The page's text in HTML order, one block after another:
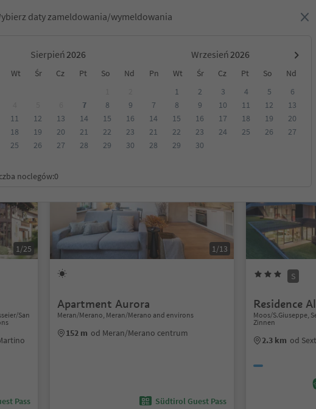
daty zameldowania/wymeldowania
Sierpień Wrzesień
Wt Śr Cz Pt So Nd Pn Wt Śr Cz Pt So
Nd
7 8
9
11 12 13 14 15
16
18 19 20 21 22
23
25 26 27 28 29
30
1 2 3 4 5
6
7
8 9 10 11 12
13
14
15 16 17 18 19
20
21
22 23 24 25 26
27
28
29 30
noclegów:0
Opcje wyżywienia Ekologiczne zakwaterowanie
1/25
San
Pass
1/13
Apartment Aurora
Meran/Merano, Meran/Merano and environs
152 m od Meran/Merano centrum
Südtirol Guest Pass
Możliwość
S
Residence
Moos/S.Giuseppe,
Zinnen
2.3 km od